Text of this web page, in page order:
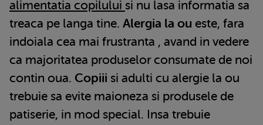
alimentatia copilului si nu lasa informatia sa
treaca pe langa tine. Alergia la ou este, fara
indoiala cea mai frustranta , avand in vedere
ca majoritatea produselor consumate de noi
contin oua. Copiii si adulti cu alergie la ou
trebuie sa evite maioneza si produsele de
patiserie, in mod special. Insa trebuie